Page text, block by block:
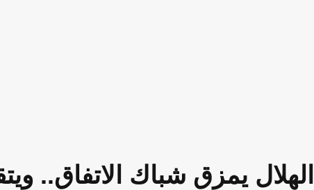
الهلال يمزق شباك الاتفاق..